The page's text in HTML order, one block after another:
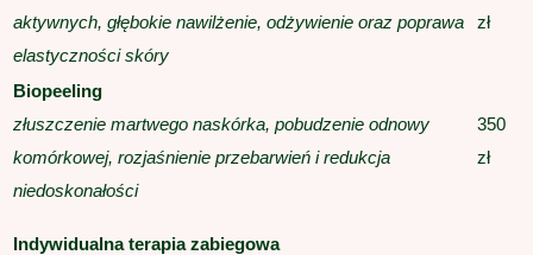
aktywnych, głębokie nawilżenie, odżywienie oraz poprawa
elastyczności skóry
zł
Biopeeling
złuszczenie martwego naskórka, pobudzenie odnowy
komórkowej, rozjaśnienie przebarwień i redukcja
niedoskonałości
350
zł
Indywidualna terapia zabiegowa